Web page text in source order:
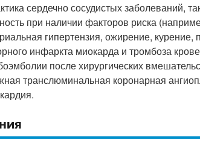
сердечно сосудистых заболеваний,
при наличии факторов риска
гипертензия, ожирение, курение,
инфаркта миокарда и тромбоза
после хирургических
транслюминальная коронарная